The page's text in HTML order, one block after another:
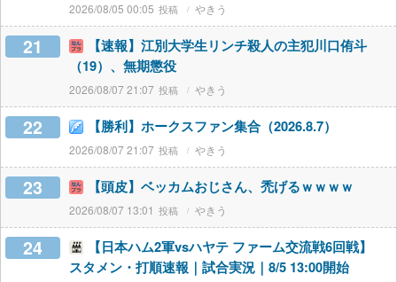
2026/08/05 00:05 やきう
21
【速報】江別大学生リンチ殺人の主犯川口侑斗
（19）、無期懲役
2026/08/07 21:07 やきう
22 【勝利】ホークスファン集合（2026.8.7）
2026/08/07 21:07 やきう
23 【頭皮】ベッカムおじさん、禿げるｗｗｗｗ
2026/08/07 13:01 やきう
24
【日本ハム2軍vsハヤテ ファーム交流戦6回戦】
スタメン・打順速報｜試合実況｜8/5 13:00開始